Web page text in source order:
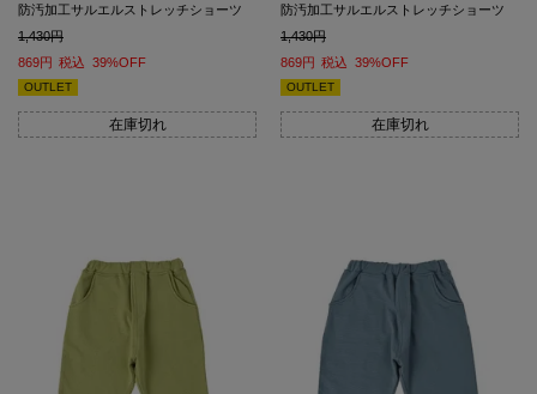
防汚加工サルエルストレッチショーツ
1,430
869
税込 39%OFF
OUTLET
在庫切れ
防汚加工サルエルストレッチショーツ
1,430
869
税込 39%OFF
OUTLET
在庫切れ